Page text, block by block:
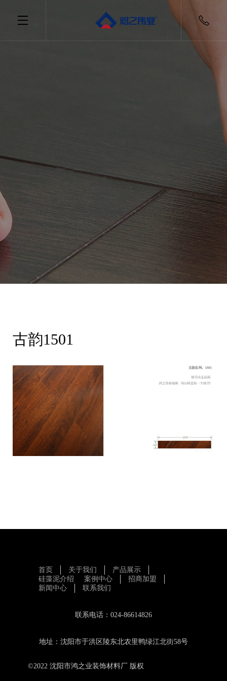
古韵1501
首页 关于我们
产品展示
硅藻泥介绍
案例中心
招商加盟
新闻中心
联系我们
联系电话：024-86614826
地址：沈阳市于洪区陵东北农里鸭绿江北街58号
©2022 沈阳市鸿之业装饰材料厂 版权